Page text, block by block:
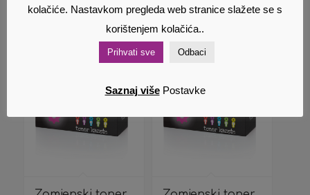
Povezani proizvodi
kolačiće. Nastavkom pregleda web stranice slažete se s
korištenjem kolačića..
Prihvati sve Odbaci
Saznaj više Postavke